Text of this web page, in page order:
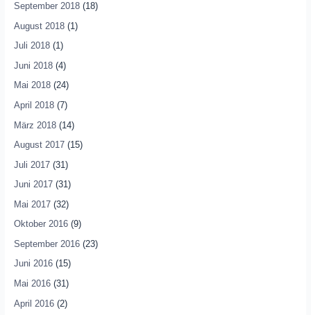
September 2018(18)
August 2018(1)
Juli 2018(1)
Juni 2018(4)
Mai 2018(24)
April 2018(7)
März 2018(14)
August 2017(15)
Juli 2017(31)
Juni 2017(31)
Mai 2017(32)
Oktober 2016(9)
September 2016(23)
Juni 2016(15)
Mai 2016(31)
April 2016(2)